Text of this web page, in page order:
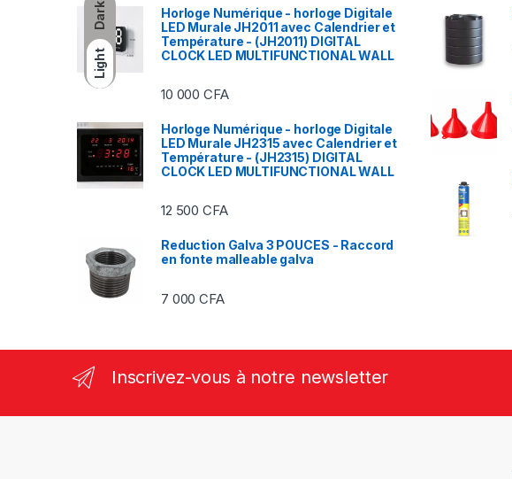
Dark
Light
Horloge Numérique - horloge Digitale
LED Murale JH2011 avec Calendrier et
Température - (JH2011) DIGITAL
CLOCK LED MULTIFUNCTIONAL WALL
10 000CFA
Horloge Numérique - horloge Digitale
LED Murale JH2315 avec Calendrier et
Température - (JH2315) DIGITAL
CLOCK LED MULTIFUNCTIONAL WALL
12 500CFA
Reduction Galva 3 POUCES - Raccord
en fonte malleable galva
7 000CFA
Inscrivez-vous à notre newsletter